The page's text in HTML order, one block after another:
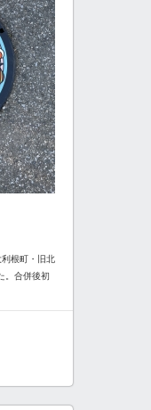
根町・旧北
。合併後初